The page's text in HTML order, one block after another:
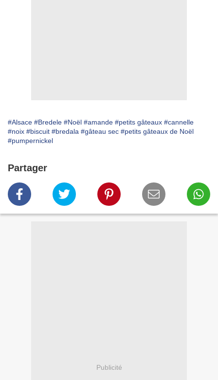
#Alsace #Bredele #Noël #amande #petits gâteaux #cannelle
#noix #biscuit #bredala #gâteau sec #petits gâteaux de Noël
#pumpernickel
Partager
Publicité